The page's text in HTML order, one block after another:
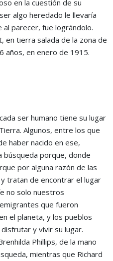
en la cuestión de su
algo heredado le llevaría
al parecer, fue lográndolo.
en tierra salada de la zona de
años, en enero de 1915.
ser humano tiene su lugar
Algunos, entre los que
haber nacido en ese,
búsqueda porque, donde
por alguna razón de las
tratan de encontrar el lugar
no solo nuestros
que fueron
el planeta, y los pueblos
y vivir su lugar.
Phillips, de la mano
mientras que Richard